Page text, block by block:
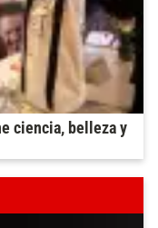
ciencia, belleza y